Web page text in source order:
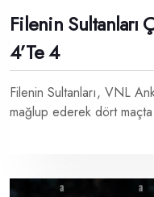
Filenin Sultanları
4’te 4
Filenin Sultanları, VNL
mağlup ederek dört